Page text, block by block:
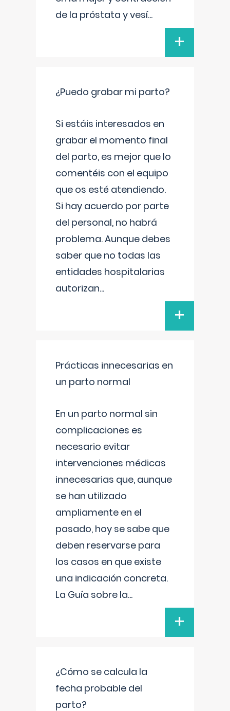
de la próstata y vesí...
+
¿Puedo grabar mi parto?
Si estáis interesados en
grabar el momento final
del parto, es mejor que lo
comentéis con el equipo
que os esté atendiendo.
Si hay acuerdo por parte
del personal, no habrá
problema. Aunque debes
saber que no todas las
entidades hospitalarias
autorizan...
+
Prácticas innecesarias en
un parto normal
En un parto normal sin
complicaciones es
necesario evitar
intervenciones médicas
innecesarias que, aunque
se han utilizado
ampliamente en el
pasado, hoy se sabe que
deben reservarse para
los casos en que existe
una indicación concreta.
La Guía sobre la...
+
¿Cómo se calcula la
fecha probable del
parto?